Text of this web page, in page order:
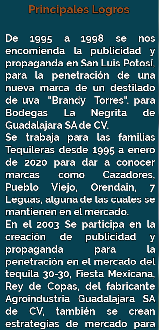
Principales Logros
De 1995 a 1998 se nos
encomienda la publicidad y
propaganda en San Luis Potosí,
para la penetración de una
nueva marca de un destilado
de uva "Brandy Torres". para
Bodegas La Negrita de
Guadalajara SA de CV.
Se trabaja para las familias
Tequileras desde 1995 a enero
de 2020para dar a conocer
marcas como Cazadores,
Pueblo Viejo, Orendain, 7
Leguas, alguna de las cuales se
mantienen en el mercado.
En el 2003 Se participa en la
creación de publicidad y
propaganda para la
penetración en el mercado del
tequila 30-30, Fiesta Mexicana,
Rey de Copas, del fabricante
Agroindustria Guadalajara SA
de CV, también se crean
estrategias de mercado para